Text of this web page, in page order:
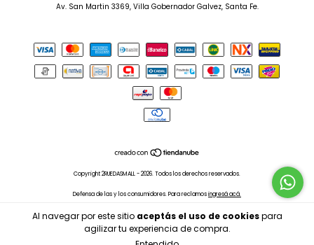
Al navegar por este sitio aceptás el uso de cookiespara
agilizar tu experiencia de compra.
Av. San Martin 3369, Villa Gobernador Galvez, Santa Fe.
Copyright 2RUEDASMALL - 2026. Todos los derechos reservados.
Defensa de las y los consumidores. Para reclamosingresá acá.